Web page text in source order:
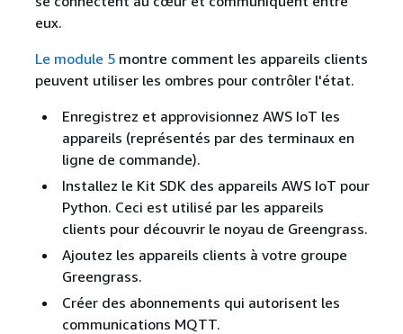
eux.
Le module 5montre comment les appareils clients
peuvent utiliser les ombres pour contrôler l'état.
Enregistrez et approvisionnez AWS IoT les
appareils (représentés par des terminaux en
ligne de commande).
Installez le Kit SDK des appareils AWS IoT pour
Python. Ceci est utilisé par les appareils
clients pour découvrir le noyau de Greengrass.
Ajoutez les appareils clients à votre groupe
Greengrass.
Créer des abonnements qui autorisent les
communications MQTT.